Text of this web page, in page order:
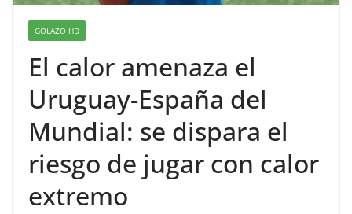
GOLAZO HD
El calor amenaza el
Uruguay-España del
Mundial: se dispara el
riesgo de jugar con calor
extremo